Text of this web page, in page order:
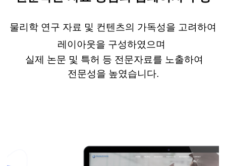
물리학 연구 자료 및 컨텐츠의 가독성을 고려하여
레이아웃을 구성하였으며
실제 논문 및 특허 등 전문자료를 노출하여
전문성을 높였습니다.